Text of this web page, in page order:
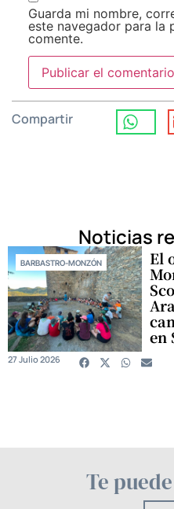
Guarda mi nombre,
este navegador para la
comente.
Compartir
Noticias
BARBASTRO-MONZÓN El
en
27 Julio 2026
Te